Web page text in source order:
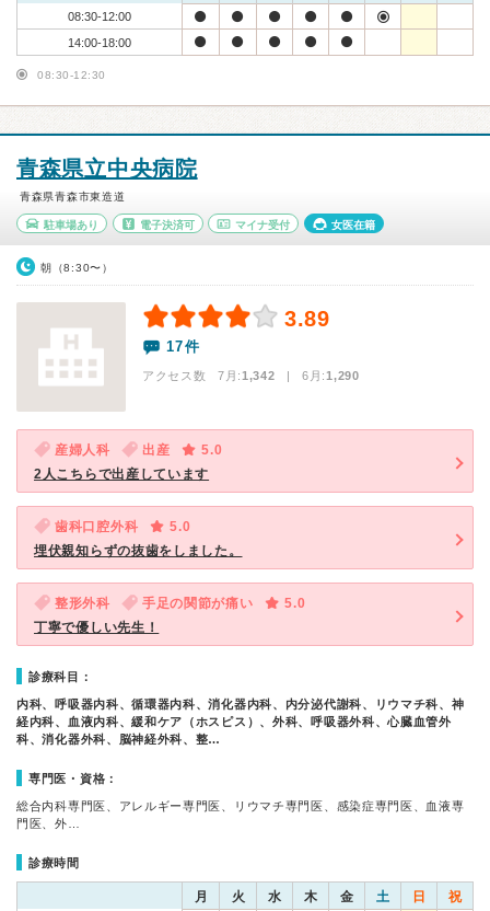
08:30-12:00
14:00-18:00
08:30-12:30
青森県立中央病院
青森県青森市東造道
駐車場あり 電子決済可 マイナ受付 女医在籍
朝（8:30〜）
3.89
17件
アクセス数 7月:1,342 | 6月:1,290
産婦人科 出産
5.0
2人こちらで出産しています
歯科口腔外科
5.0
埋伏親知らずの抜歯をしました。
整形外科 手足の関節が痛い
5.0
丁寧で優しい先生！
診療科目：
内科、呼吸器内科、循環器内科、消化器内科、内分泌代謝科、リウマチ科、神
経内科、血液内科、緩和ケア（ホスピス）、外科、呼吸器外科、心臓血管外
科、消化器外科、脳神経外科、整…
専門医・資格：
総合内科専門医、アレルギー専門医、リウマチ専門医、感染症専門医、血液専
門医、外…
診療時間
月 火 水 木 金 土 日 祝